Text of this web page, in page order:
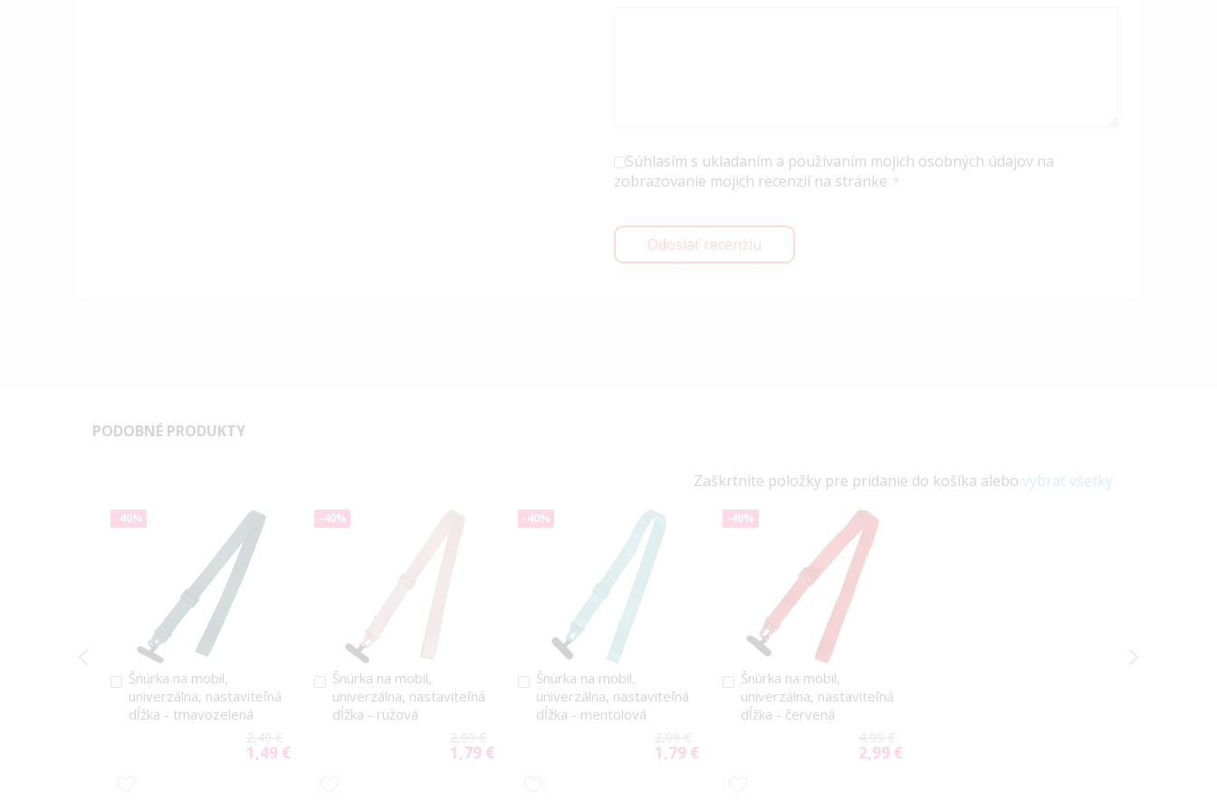
Súhlasím s ukladaním a používaním mojich osobných údajov na
zobrazovanie mojich recenzií na stránke
Odoslať recenziu
PODOBNÉ PRODUKTY
Zaškrtnite položky pre pridanie do košíka alebo vybrať všetky
-40%
Šnúrka na mobil,
univerzálna, nastaviteľná
dĺžka - tmavozelená
2,49 €
Special
1,49 €
Pridať
do
košíka
-40%
Šnúrka na mobil,
univerzálna, nastaviteľná
dĺžka - ružová
2,99 €
Special
1,79 €
Pridať
do
košíka
-40%
Šnúrka na mobil,
univerzálna, nastaviteľná
dĺžka - mentolová
2,99 €
Special
1,79 €
Pridať
do
košíka
-40%
Šnúrka na mobil,
univerzálna, nastaviteľná
dĺžka - červená
4,99 €
Special
2,99 €
Pridať
do
košíka